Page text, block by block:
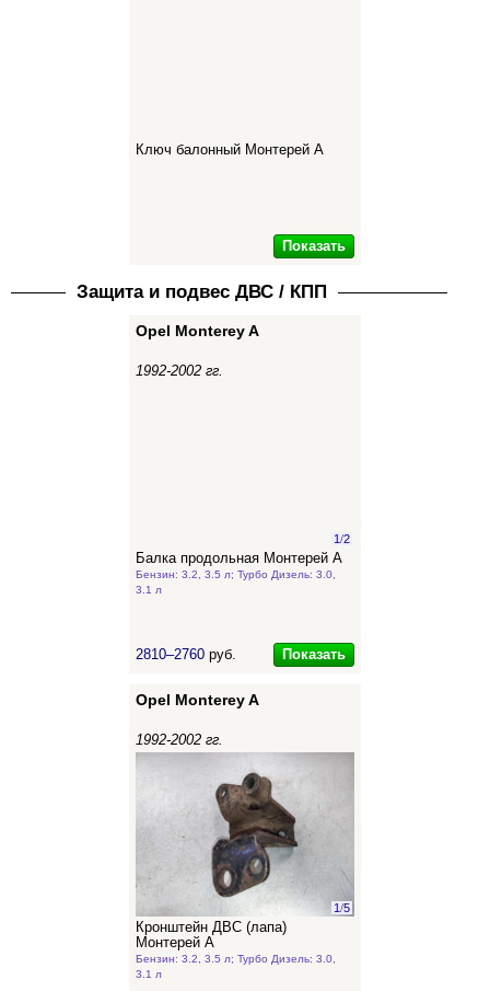
Ключ балонный Монтерей А
Показать
Защита и подвес ДВС / КПП
Opel Monterey A
1992-2002 гг.
1/2
Балка продольная Монтерей А
Бензин: 3.2, 3.5 л; Турбо Дизель: 3.0,
3.1 л
2810–2760 руб. Показать
Opel Monterey A
1992-2002 гг.
1/5
Кронштейн ДВС (лапа)
Монтерей А
Бензин: 3.2, 3.5 л; Турбо Дизель: 3.0,
3.1 л